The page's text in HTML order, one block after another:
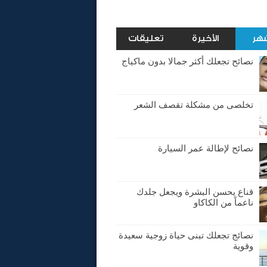
الأخيرة تعليقات
نصائح تجعلك أكثر جمالا بدون ماكياج
تخلصى من مشكلة تقصف الشعر
نصائح لإطالة عمر السيارة
قناع يحسن البشرة ويجعل جلدك
ناعماً من الكاكاو
نصائج تجعلك تبنى حياة زوجية سعيدة
وقوية